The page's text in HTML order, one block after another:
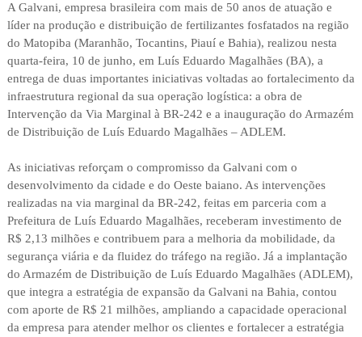
A Galvani, empresa brasileira com mais de 50 anos de atuação e
líder na produção e distribuição de fertilizantes fosfatados na região
do Matopiba (Maranhão, Tocantins, Piauí e Bahia), realizou nesta
quarta-feira, 10 de junho, em Luís Eduardo Magalhães (BA), a
entrega de duas importantes iniciativas voltadas ao fortalecimento da
infraestrutura regional da sua operação logística: a obra de
Intervenção da Via Marginal à BR-242 e a inauguração do Armazém
de Distribuição de Luís Eduardo Magalhães – ADLEM.
As iniciativas reforçam o compromisso da Galvani com o
desenvolvimento da cidade e do Oeste baiano. As intervenções
realizadas na via marginal da BR-242, feitas em parceria com a
Prefeitura de Luís Eduardo Magalhães, receberam investimento de
R$ 2,13 milhões e contribuem para a melhoria da mobilidade, da
segurança viária e da fluidez do tráfego na região. Já a implantação
do Armazém de Distribuição de Luís Eduardo Magalhães (ADLEM),
que integra a estratégia de expansão da Galvani na Bahia, contou
com aporte de R$ 21 milhões, ampliando a capacidade operacional
da empresa para atender melhor os clientes e fortalecer a estratégia